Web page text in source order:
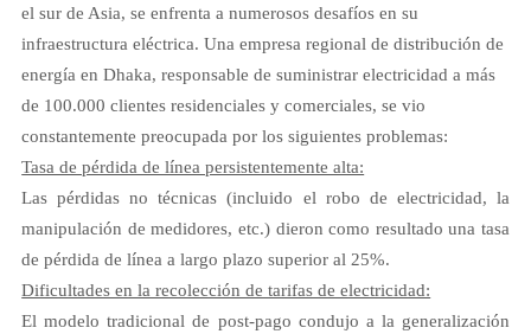
el sur de Asia, se enfrenta a numerosos desafíos en su
infraestructura eléctrica. Una empresa regional de distribución de
energía en Dhaka, responsable de suministrar electricidad a más
de 100.000 clientes residenciales y comerciales, se vio
constantemente preocupada por los siguientes problemas:
Tasa de pérdida de línea persistentemente alta:
Las pérdidas no técnicas (incluido el robo de electricidad, la
manipulación de medidores, etc.) dieron como resultado una tasa
de pérdida de línea a largo plazo superior al 25%.
Dificultades en la recolección de tarifas de electricidad:
El modelo tradicional de post-pago condujo a la generalización